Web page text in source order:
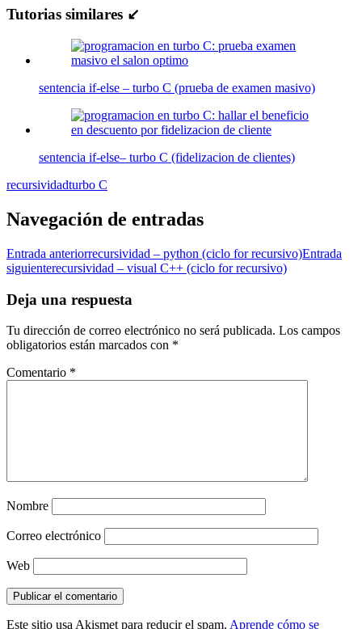
Tutorias similares ↙
sentencia if-else – turbo C (prueba de examen masivo)
sentencia if-else– turbo C (fidelizacion de clientes)
recursividadturbo C
Navegación de entradas
Entrada anteriorrecursividad – python (ciclo for recursivo)Entrada
siguienterecursividad – visual C++ (ciclo for recursivo)
Deja una respuesta
Tu dirección de correo electrónico no será publicada. Los campos
obligatorios están marcados con *
Comentario *
Nombre
Correo electrónico
Web
Este sitio usa Akismet para reducir el spam. Aprende cómo se